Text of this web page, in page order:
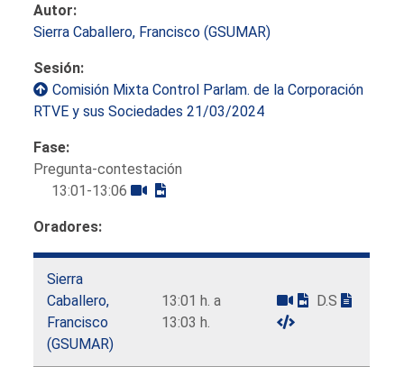
Autor:
Sierra Caballero, Francisco (GSUMAR)
Sesión:
Comisión Mixta Control Parlam. de la Corporación
RTVE y sus Sociedades 21/03/2024
Fase:
Pregunta-contestación
13:01-13:06
Oradores:
Sierra
Caballero,
Francisco
(GSUMAR)
13:01 h. a
13:03 h.
D.S